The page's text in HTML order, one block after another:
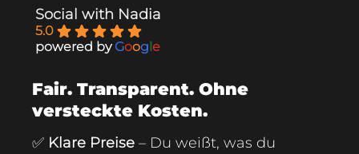
Social with Nadia
5.0
powered by Google
Fair. Transparent. Ohne
versteckte Kosten.
✅ Klare Preise – Du weißt, was du